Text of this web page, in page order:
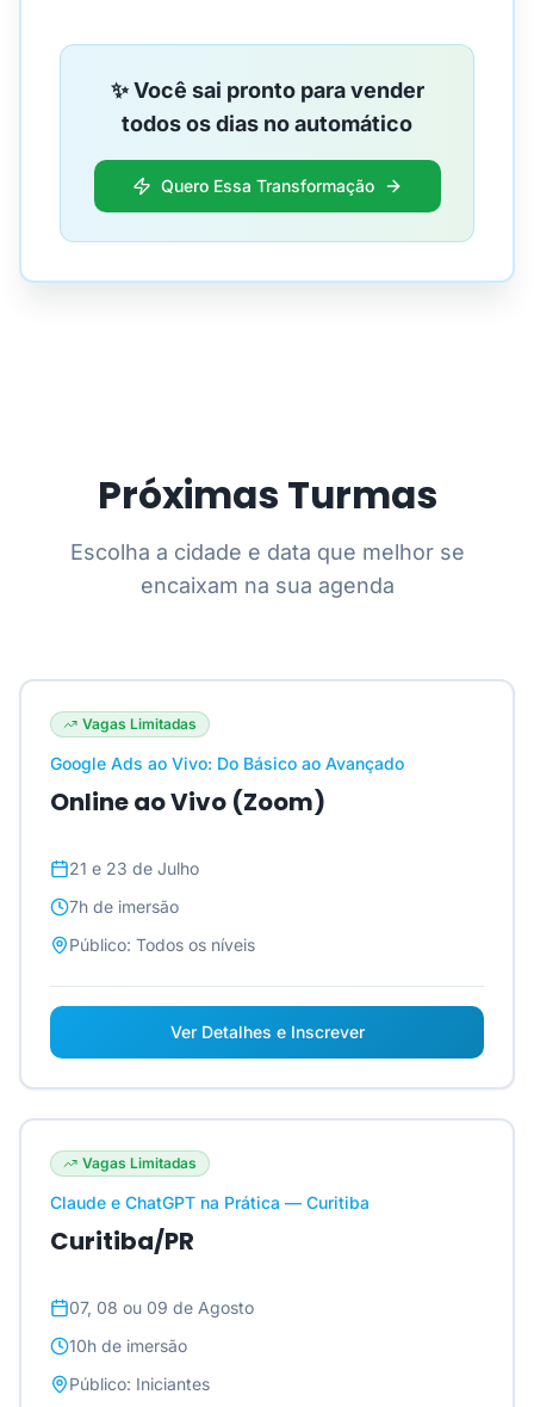
✨ Você sai pronto para vender
todos os dias no automático
Quero Essa Transformação
Próximas Turmas
Escolha a cidade e data que melhor se
encaixam na sua agenda
Vagas Limitadas
Google Ads ao Vivo: Do Básico ao Avançado
Online ao Vivo (Zoom)
21 e 23 de Julho
7h de imersão
Público: Todos os níveis
Ver Detalhes e Inscrever
Vagas Limitadas
Claude e ChatGPT na Prática — Curitiba
Curitiba/PR
07, 08 ou 09 de Agosto
10h de imersão
Público: Iniciantes